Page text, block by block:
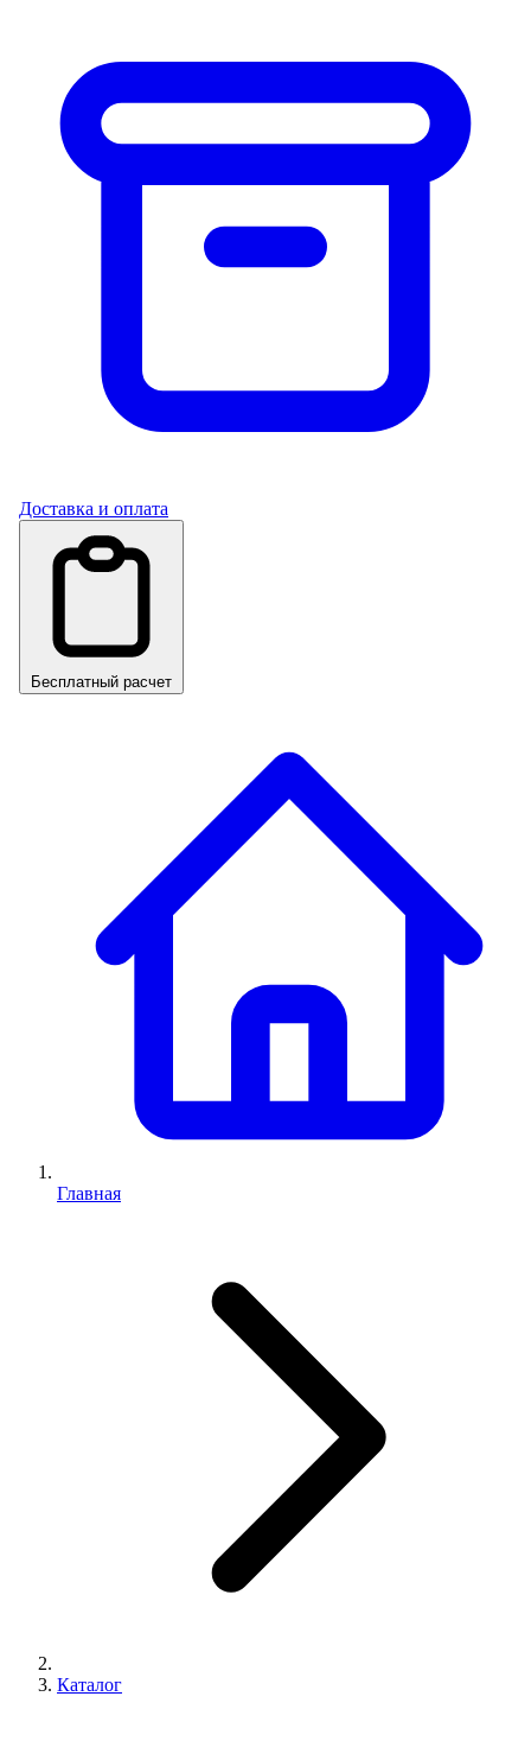
Доставка и оплата
Бесплатный расчет
Главная
Каталог